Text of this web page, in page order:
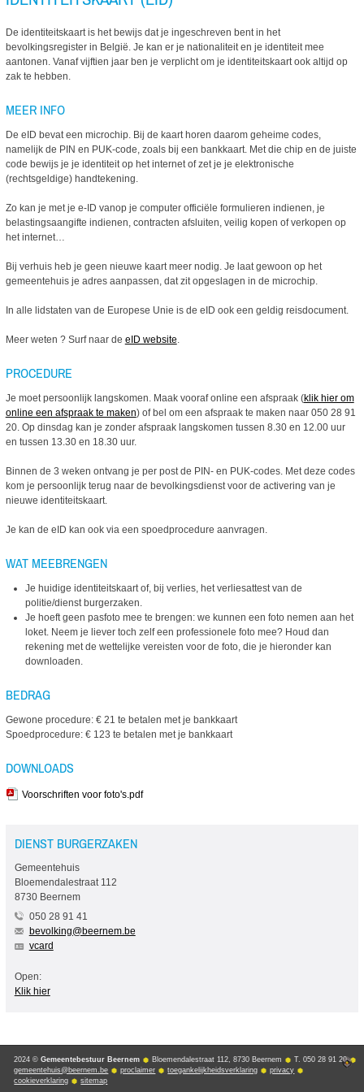
De identiteitskaart is het bewijs dat je ingeschreven bent in het
bevolkingsregister in België. Je kan er je nationaliteit en je identiteit mee
aantonen. Vanaf vijftien jaar ben je verplicht om je identiteitskaart ook altijd op
zak te hebben.
MEER INFO
De eID bevat een microchip. Bij de kaart horen daarom geheime codes,
namelijk de PIN en PUK-code, zoals bij een bankkaart. Met die chip en de juiste
code bewijs je je identiteit op het internet of zet je je elektronische
(rechtsgeldige) handtekening.
Zo kan je met je e-ID vanop je computer officiële formulieren indienen, je
belastingsaangifte indienen, contracten afsluiten, veilig kopen of verkopen op
het internet…
Bij verhuis heb je geen nieuwe kaart meer nodig. Je laat gewoon op het
gemeentehuis je adres aanpassen, dat zit opgeslagen in de microchip.
In alle lidstaten van de Europese Unie is de eID ook een geldig reisdocument.
Meer weten ? Surf naar de eID website
PROCEDURE
Je moet persoonlijk langskomen. Maak vooraf online een afspraak (klik hier om
online een afspraak te maken) of bel om een afspraak te maken naar 050 28 91
20. Op dinsdag kan je zonder afspraak langskomen tussen 8.30 en 12.00 uur
en tussen 13.30 en 18.30 uur.
Binnen de 3 weken ontvang je per post de PIN- en PUK-codes. Met deze codes
kom je persoonlijk terug naar de bevolkingsdienst voor de activering van je
nieuwe identiteitskaart.
Je kan de eID kan ook via een spoedprocedure aanvragen.
WAT MEEBRENGEN
Je huidige identiteitskaart of, bij verlies, het verliesattest van de
politie/dienst burgerzaken.
Je hoeft geen pasfoto mee te brengen: we kunnen een foto nemen aan het
loket. Neem je liever toch zelf een professionele foto mee? Houd dan
rekening met de wettelijke vereisten voor de foto, die je hieronder kan
downloaden.
BEDRAG
Gewone procedure: € 21 te betalen met je bankkaart
Spoedprocedure: € 123 te betalen met je bankkaart
DOWNLOADS
Voorschriften voor foto's.pdf
DIENST BURGERZAKEN
Gemeentehuis
Bloemendalestraat 112
8730 Beernem
050 28 91 41
bevolking@beernem.be
vcard
Open:
Klik hier
2024 ©Gemeentebestuur Beernem Bloemendalestraat 112, 8730 Beernem
T. 050 28 91 20
gemeentehuis@beernem.be
proclaimer toegankelijkheidsverklaring
privacy
cookieverklaring
sitemap